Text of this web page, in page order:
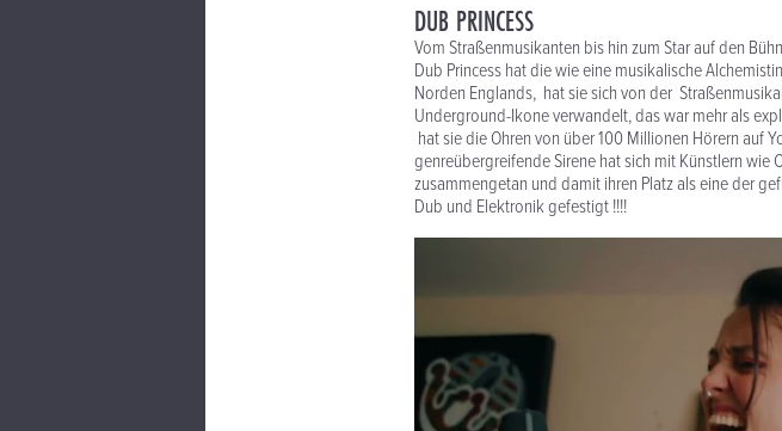
DUB PRINCESS
Vom Straßenmusikanten bis hin zum Star auf den
Dub Princess hat die wie eine musikalische
Norden Englands, hat sie sich von der
Underground-Ikone verwandelt, das war mehr als
hat sie die Ohren von über 100 Millionen Hörern auf
genreübergreifende Sirene hat sich mit Künstlern wie
zusammengetan und damit ihren Platz als eine der
Dub und Elektronik gefestigt !!!!